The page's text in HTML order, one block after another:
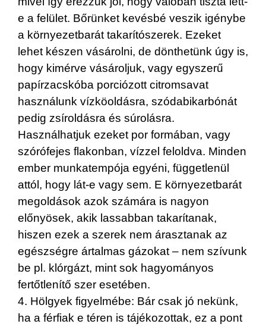
e a felület. Bőrünket kevésbé veszik igénybe
a környezetbarát takarítószerek. Ezeket
lehet készen vásárolni, de dönthetünk úgy is,
hogy kimérve vásároljuk, vagy egyszerű
papírzacskóba porciózott citromsavat
használunk vízköoldásra, szódabikarbónát
pedig zsíroldásra és súrolásra.
Használhatjuk ezeket por formában, vagy
szórófejes flakonban, vízzel feloldva. Minden
ember munkatempója egyéni, függetlenül
attól, hogy lát-e vagy sem. E környezetbarát
megoldások azok számára is nagyon
előnyösek, akik lassabban takarítanak,
hiszen ezek a szerek nem árasztanak az
egészségre ártalmas gázokat – nem szívunk
be pl. klórgázt, mint sok hagyományos
fertőtlenítő szer esetében.
4. Hölgyek figyelmébe: Bár csak jó nekünk,
ha a férfiak e téren is tájékozottak, ez a pont